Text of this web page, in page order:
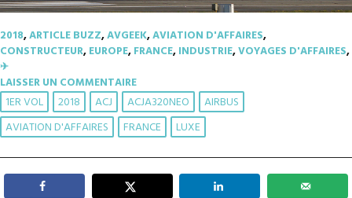
2018,ARTICLE BUZZ,AVGEEK,AVIATION D'AFFAIRES,
CONSTRUCTEUR,EUROPE,FRANCE,INDUSTRIE,VOYAGES D'AFFAIRES,
✈︎
LAISSER UN COMMENTAIRE
1ER VOL 2018 ACJ ACJA320NEO
AIRBUS
AVIATION D'AFFAIRES
FRANCE LUXE